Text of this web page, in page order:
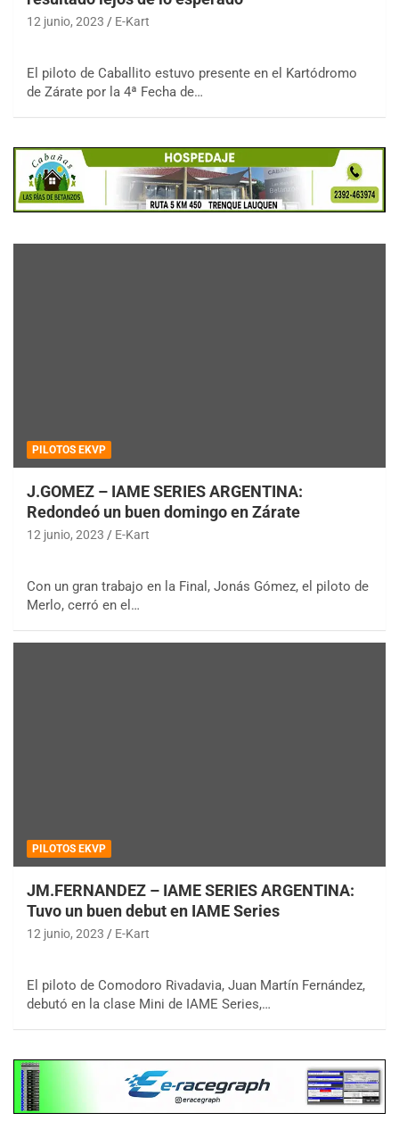
12 junio, 2023 E-Kart
El piloto de Caballito estuvo presente en el Kartódromo
de Zárate por la 4ª Fecha de…
PILOTOS EKVP
J.GOMEZ – IAME SERIES ARGENTINA:
Redondeó un buen domingo en Zárate
12 junio, 2023 E-Kart
Con un gran trabajo en la Final, Jonás Gómez, el piloto de
Merlo, cerró en el…
PILOTOS EKVP
JM.FERNANDEZ – IAME SERIES ARGENTINA:
Tuvo un buen debut en IAME Series
12 junio, 2023 E-Kart
El piloto de Comodoro Rivadavia, Juan Martín Fernández,
debutó en la clase Mini de IAME Series,…